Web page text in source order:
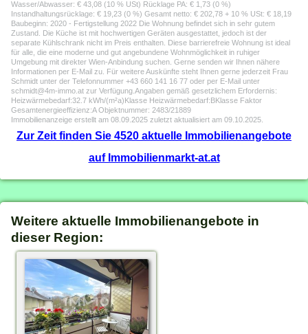
Wasser/Abwasser: € 43,08 (10 % USt) Rücklage PA: € 1,73 (0 %)
Instandhaltungsrücklage: € 19,23 (0 %) Gesamt netto: € 202,78 + 10 % USt: € 18,19
Baubeginn: 2020 - Fertigstellung 2022 Die Wohnung befindet sich in sehr gutem
Zustand. Die Küche ist mit hochwertigen Geräten ausgestattet, jedoch ist der
separate Kühlschrank nicht im Preis enthalten. Diese barrierefreie Wohnung ist ideal
für alle, die eine moderne und gut angebundene Wohnmöglichkeit in ruhiger
Umgebung mit direkter Wien-Anbindung suchen. Gerne senden wir Ihnen nähere
Informationen per E-Mail zu. Für weitere Auskünfte steht Ihnen gerne jederzeit Frau
Schmidt unter der Telefonnummer +43 660 141 16 77 oder per E-Mail unter
schmidt@4m-immo.at zur Verfügung.Angaben gemäß gesetzlichem Erfordernis:
Heizwärmebedarf:32.7 kWh/(m²a)Klasse Heizwärmebedarf:BKlasse Faktor
Gesamtenergieeffizienz:A Objektnummer: 2483/21889
Immobilienanzeige erstellt am 08.09.2025 zuletzt aktualisiert am 09.10.2025.
Zur Zeit finden Sie 4520 aktuelle Immobilienangebote
auf Immobilienmarkt-at.at
Weitere aktuelle Immobilienangebote in
dieser Region: